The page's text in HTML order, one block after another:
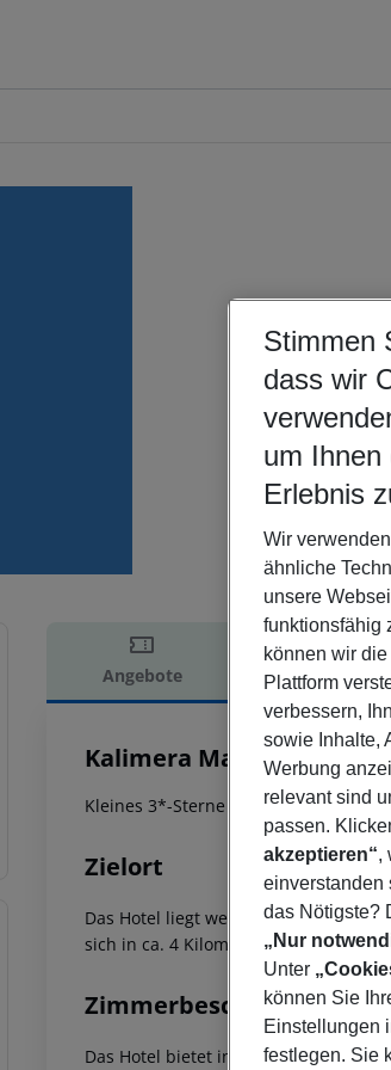
Angebote
Kalimera Mare
3
Kleines 3*-Sterne Hotel an der
Zielort
Das Hotel liegt wenige Gehminuten
sich in ca. 4 Kilometern. Der
Zimmerbeschreibung
Das Hotel bietet insgesamt 43
Stimmen
dass wir
um Ihnen
Erlebnis
Wir
ähnliche
unsere
funktionsfähig
können wir
Plattform
verbessern,
sowie Inhalte,
Werbung
relevant sind
passen.
akzeptieren“,
einverstanden
das Nötigste?
„Nur
Unter
können Sie
Einstellungen
festlegen. Sie